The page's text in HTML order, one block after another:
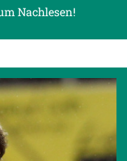
Nachlesen!